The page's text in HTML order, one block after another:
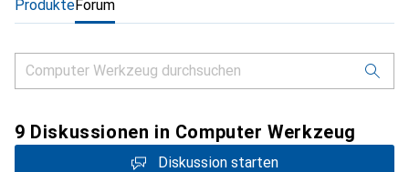
ProdukteForum
9 Diskussionen in Computer Werkzeug
Diskussion starten